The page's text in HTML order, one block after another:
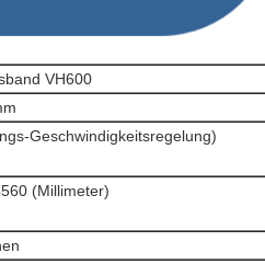
VH600
Geschwindigkeitsregelung)
(Millimeter)